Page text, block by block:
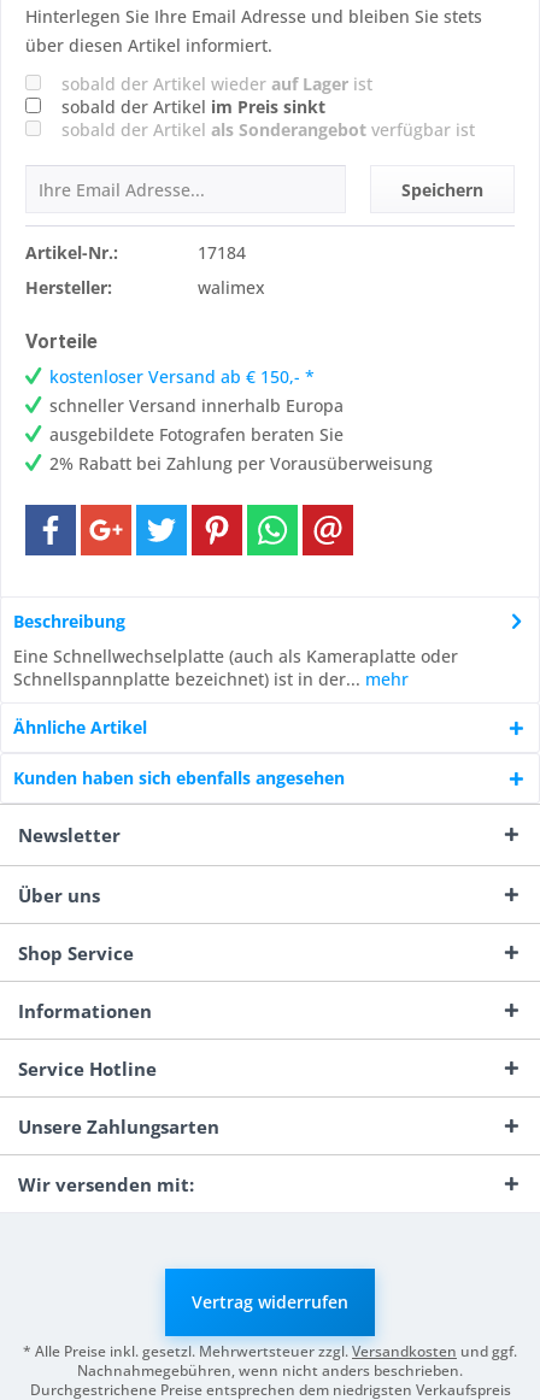
Hinterlegen Sie Ihre Email Adresse und bleiben Sie stets
über diesen Artikel informiert.
sobald der Artikel wieder auf Lager ist
sobald der Artikel im Preis sinkt
sobald der Artikel als Sonderangebot verfügbar ist
Speichern
Artikel-Nr.:
17184
Hersteller:
walimex
Vorteile
kostenloser Versand ab € 150,- *
schneller Versand innerhalb Europa
ausgebildete Fotografen beraten Sie
2% Rabatt bei Zahlung per Vorausüberweisung
Beschreibung
Eine Schnellwechselplatte (auch als Kameraplatte oder
Schnellspannplatte bezeichnet) ist in der... mehr
Ähnliche Artikel
Kunden haben sich ebenfalls angesehen
Newsletter
Über uns
Shop Service
Informationen
Service Hotline
Unsere Zahlungsarten
Wir versenden mit:
Vertrag widerrufen
* Alle Preise inkl. gesetzl. Mehrwertsteuer zzgl.Versandkosten und ggf.
Nachnahmegebühren, wenn nicht anders beschrieben.
Durchgestrichene Preise entsprechen dem niedrigsten Verkaufspreis